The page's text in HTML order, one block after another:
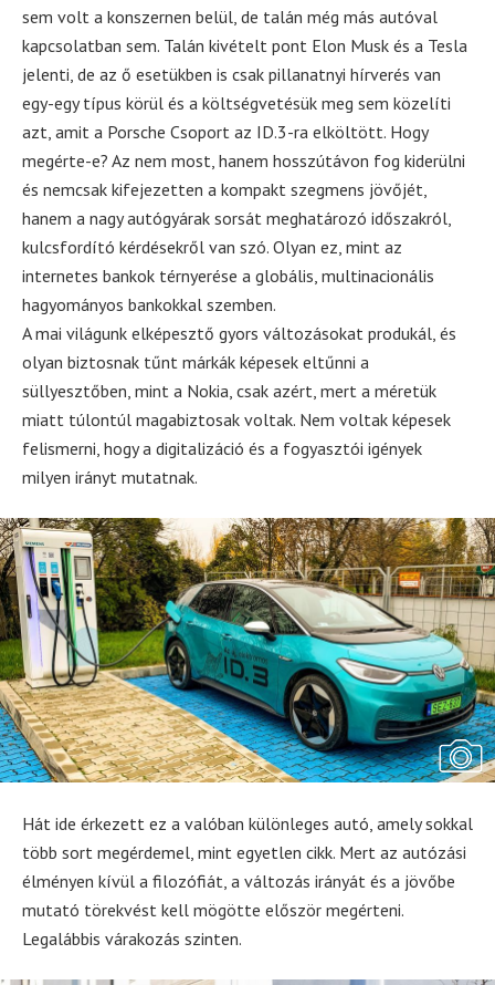
sem volt a konszernen belül, de talán még más autóval
kapcsolatban sem. Talán kivételt pont Elon Musk és a Tesla
jelenti, de az ő esetükben is csak pillanatnyi hírverés van
egy-egy típus körül és a költségvetésük meg sem közelíti
azt, amit a Porsche Csoport az ID.3-ra elköltött. Hogy
megérte-e? Az nem most, hanem hosszútávon fog kiderülni
és nemcsak kifejezetten a kompakt szegmens jövőjét,
hanem a nagy autógyárak sorsát meghatározó időszakról,
kulcsfordító kérdésekről van szó. Olyan ez, mint az
internetes bankok térnyerése a globális, multinacionális
hagyományos bankokkal szemben.
A mai világunk elképesztő gyors változásokat produkál, és
olyan biztosnak tűnt márkák képesek eltűnni a
süllyesztőben, mint a Nokia, csak azért, mert a méretük
miatt túlontúl magabiztosak voltak. Nem voltak képesek
felismerni, hogy a digitalizáció és a fogyasztói igények
milyen irányt mutatnak.
Hát ide érkezett ez a valóban különleges autó, amely sokkal
több sort megérdemel, mint egyetlen cikk. Mert az autózási
élményen kívül a filozófiát, a változás irányát és a jövőbe
mutató törekvést kell mögötte először megérteni.
Legalábbis várakozás szinten.